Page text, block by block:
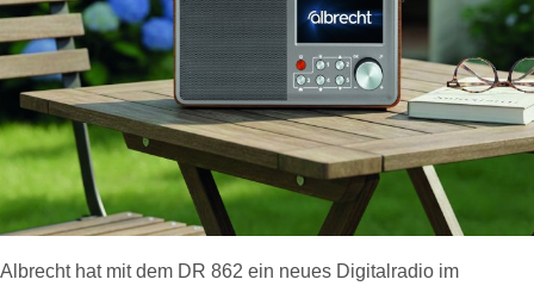
Albrecht hat mit dem DR 862 ein neues Digitalradio im